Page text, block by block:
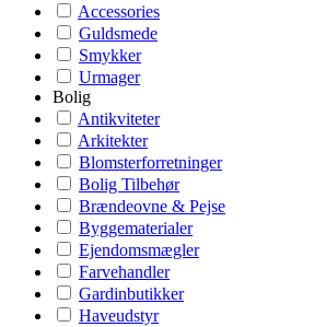
Accessories
Guldsmede
Smykker
Urmager
Bolig
Antikviteter
Arkitekter
Blomsterforretninger
Bolig Tilbehør
Brændeovne & Pejse
Byggematerialer
Ejendomsmægler
Farvehandler
Gardinbutikker
Haveudstyr